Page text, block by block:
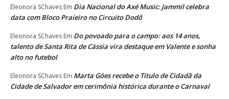
Eleonora SChaves Em Dia Nacional do Axé Music: Jammil celebra
data com Bloco Praieiro no Circuito Dodô
Eleonora SChaves Em Do povoado para o campo: aos 14 anos,
talento de Santa Rita de Cássia vira destaque em Valente e sonha
alto no futebol
Eleonora SChaves Em Marta Góes recebe o Título de Cidadã da
Cidade de Salvador em cerimônia histórica durante o Carnaval